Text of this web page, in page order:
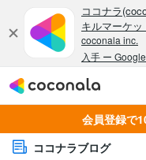
会員登録で
ココナラブログ